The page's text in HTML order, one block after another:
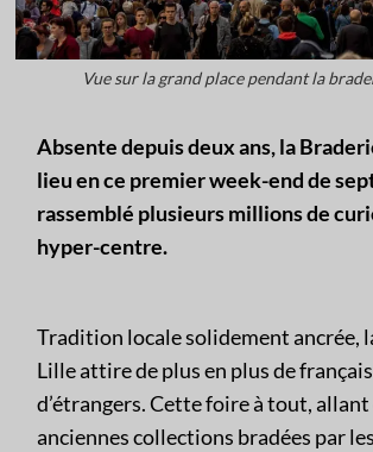
Vue sur la grand place pendant la
Absente depuis deux ans, la
lieu en ce premier week-end de
rassemblé plusieurs millions de
hyper-centre.
Tradition locale solidement ancrée,
Lille attire de plus en plus de
d’étrangers. Cette foire à tout, allant
anciennes collections bradées par les